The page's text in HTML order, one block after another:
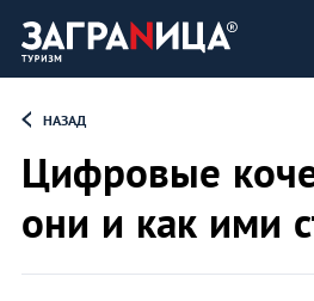
НАЗАД
Цифровые
они и как ими